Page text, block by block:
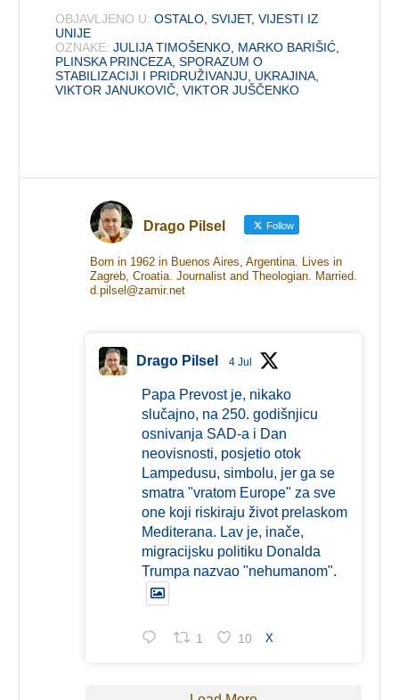
OBJAVLJENO U: OSTALO ,SVIJET,VIJESTI IZ
UNIJE
OZNAKE: JULIJA TIMOŠENKO MARKO BARIŠIĆ
PLINSKA PRINCEZA ,SPORAZUM O
STABILIZACIJI I PRIDRUŽIVANJU
UKRAJINA
VIKTOR JANUKOVIČ ,VIKTOR JUŠČENKO
Drago Pilsel Follow
Born in 1962 in Buenos Aires, Argentina. Lives in
Zagreb, Croatia. Journalist and Theologian. Married.
d.pilsel@zamir.net
Drago Pilsel 4 Jul
Papa Prevost je, nikako
slučajno, na 250. godišnjicu
osnivanja SAD-a i Dan
neovisnosti, posjetio otok
Lampedusu, simbolu, jer ga se
smatra "vratom Europe" za sve
one koji riskiraju život prelaskom
Mediterana. Lav je, inače,
migracijsku politiku Donalda
Trumpa nazvao "nehumanom".
1 10 X